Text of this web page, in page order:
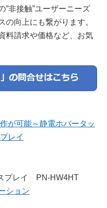
”非接触”ユーザーニーズ
の向上にも繋がります。
料請求や価格など、お気
が可能～静電ホバータッ
レイ
プレイ PN-HW4HT
ション